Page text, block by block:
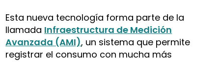
Esta nueva tecnología forma parte de la
llamada Infraestructura de Medición
Avanzada (AMI), un sistema que permite
registrar el consumo con mucha más